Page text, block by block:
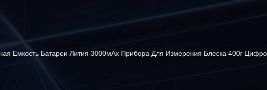
Емкость Батареи Лития 3000мАх Прибора Для Измерения Блеска 400г